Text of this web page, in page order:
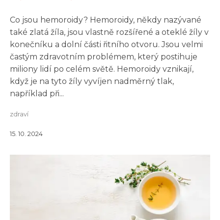
Co jsou hemoroidy? Hemoroidy, někdy nazývané
také zlatá žíla, jsou vlastně rozšířené a oteklé žíly v
konečníku a dolní části řitního otvoru. Jsou velmi
častým zdravotním problémem, který postihuje
miliony lidí po celém světě. Hemoroidy vznikají,
když je na tyto žíly vyvíjen nadměrný tlak,
například při...
zdraví
15. 10. 2024